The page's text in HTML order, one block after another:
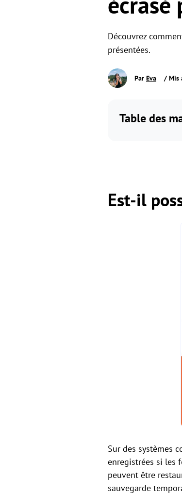
Découvrez
présentées.
Par Eva / Mis
Table des
Est-il
Sur des systèmes
enregistrées si les
peuvent être
sauvegarde